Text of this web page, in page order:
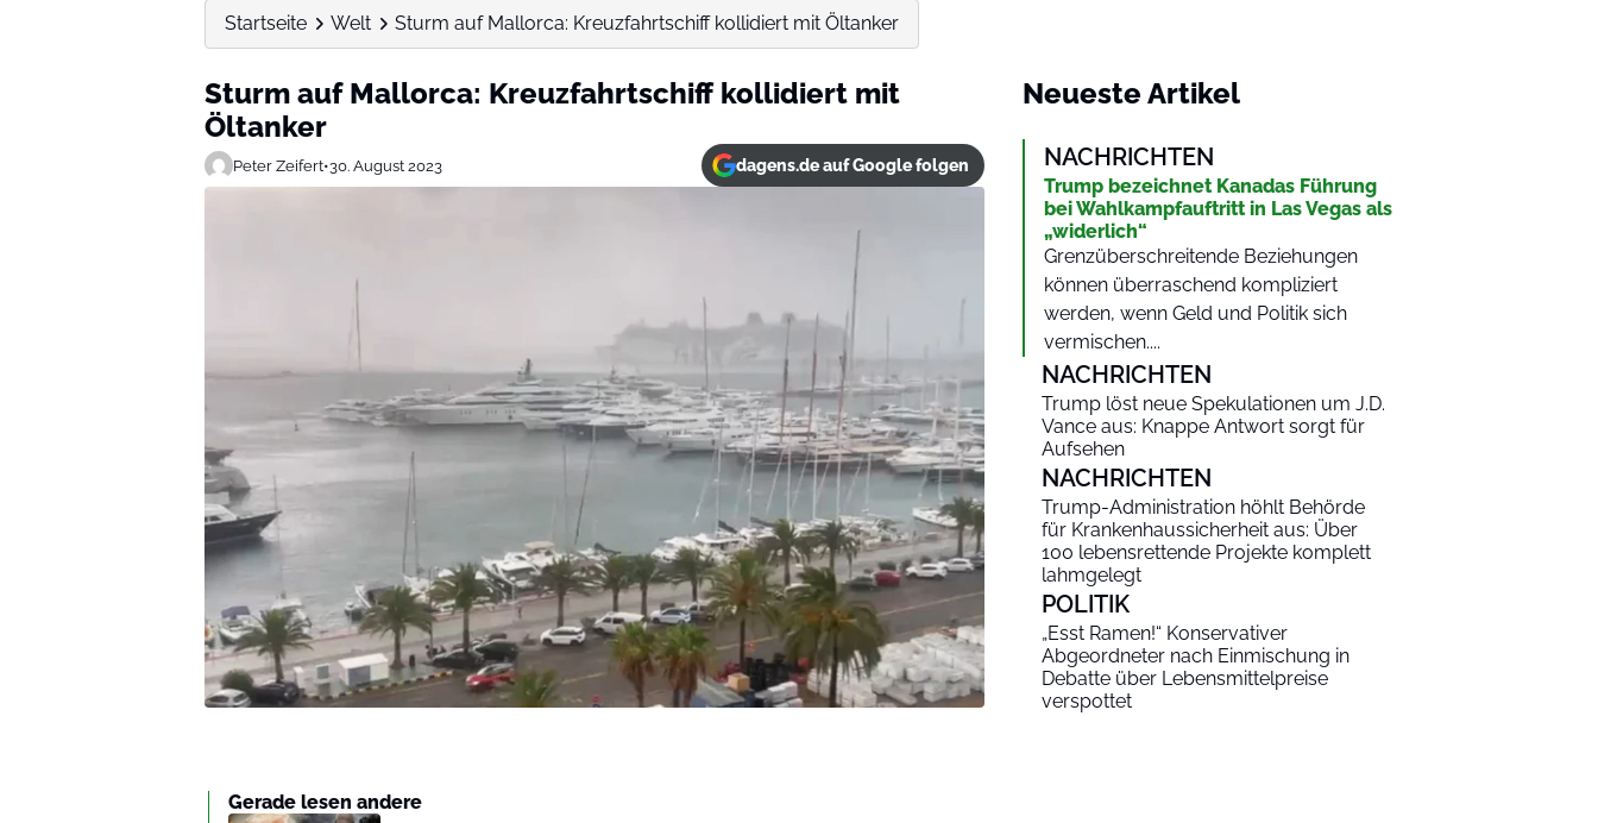
Startseite Welt Sturm auf Mallorca: Kreuzfahrtschiff kollidiert mit Öltanker
Sturm auf Mallorca: Kreuzfahrtschiff kollidiert mit
Öltanker
Peter Zeifert•30. August 2023 dagens.de auf Google folgen
Gerade lesen andere
Neueste Artikel
NACHRICHTEN
Trump bezeichnet Kanadas Führung
bei Wahlkampfauftritt in Las Vegas als
„widerlich“
Grenzüberschreitende Beziehungen
können überraschend kompliziert
werden, wenn Geld und Politik sich
vermischen....
NACHRICHTEN
Trump löst neue Spekulationen um J.D.
Vance aus: Knappe Antwort sorgt für
Aufsehen
NACHRICHTEN
Trump-Administration höhlt Behörde
für Krankenhaussicherheit aus: Über
100 lebensrettende Projekte komplett
lahmgelegt
POLITIK
„Esst Ramen!“ Konservativer
Abgeordneter nach Einmischung in
Debatte über Lebensmittelpreise
verspottet